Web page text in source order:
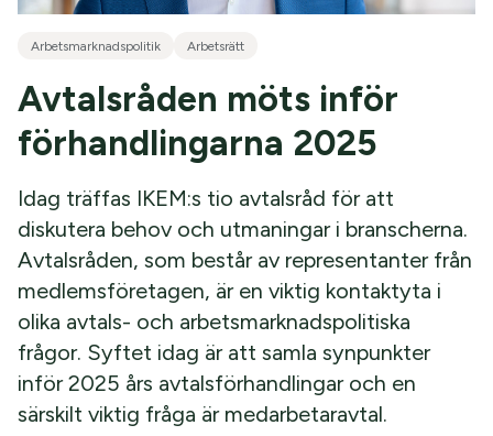
Arbetsmarknadspolitik Arbetsrätt
Avtalsråden möts inför
förhandlingarna 2025
Idag träffas IKEM:s tio avtalsråd för att
diskutera behov och utmaningar i branscherna.
Avtalsråden, som består av representanter från
medlemsföretagen, är en viktig kontaktyta i
olika avtals- och arbetsmarknadspolitiska
frågor. Syftet idag är att samla synpunkter
inför 2025 års avtalsförhandlingar och en
särskilt viktig fråga är medarbetaravtal.